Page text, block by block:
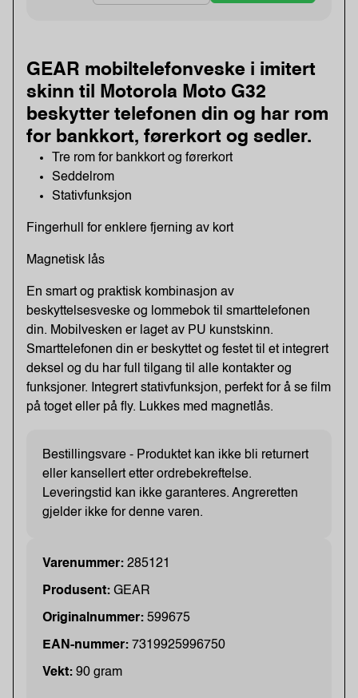
GEAR mobiltelefonveske i imitert
skinn til Motorola Moto G32
beskytter telefonen din og har rom
for bankkort, førerkort og sedler.
Tre rom for bankkort og førerkort
Seddelrom
Stativfunksjon
Fingerhull for enklere fjerning av kort
Magnetisk lås
En smart og praktisk kombinasjon av
beskyttelsesveske og lommebok til smarttelefonen
din. Mobilvesken er laget av PU kunstskinn.
Smarttelefonen din er beskyttet og festet til et integrert
deksel og du har full tilgang til alle kontakter og
funksjoner. Integrert stativfunksjon, perfekt for å se film
på toget eller på fly. Lukkes med magnetlås.
Bestillingsvare - Produktet kan ikke bli returnert
eller kansellert etter ordrebekreftelse.
Leveringstid kan ikke garanteres. Angreretten
gjelder ikke for denne varen.
Varenummer: 285121
Produsent: GEAR
Originalnummer: 599675
EAN-nummer: 7319925996750
Vekt: 90 gram